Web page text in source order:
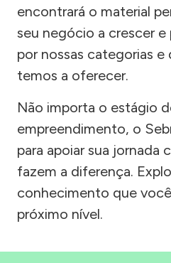
encontrará o material
seu negócio a crescer e
por nossas categorias e
temos a oferecer.
Não importa o estágio
empreendimento, o
para apoiar sua
fazem a diferença.
conhecimento que
próximo nível.